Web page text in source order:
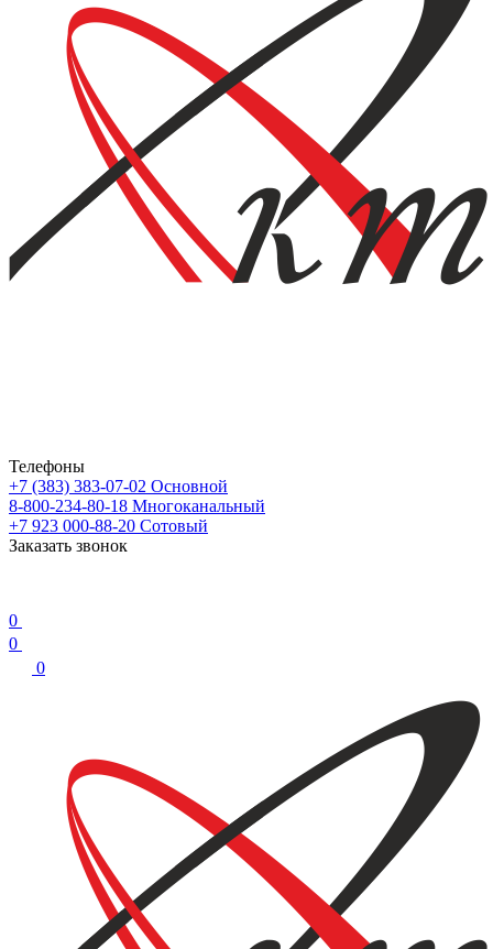
Телефоны
+7 (383) 383-07-02 Основной
8-800-234-80-18 Многоканальный
+7 923 000-88-20 Сотовый
Заказать звонок
0
0
0